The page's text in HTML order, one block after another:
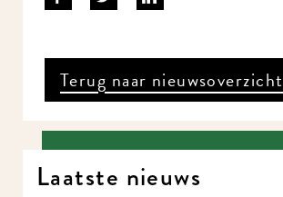
Terug naar nieuwsoverzicht
Laatste nieuws